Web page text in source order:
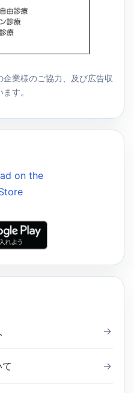
業様のご協力、及び広告収
す。
→
→